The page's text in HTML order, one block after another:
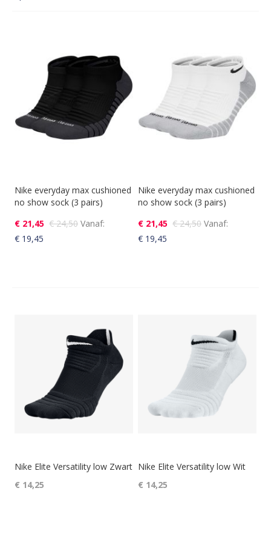
Nike everyday max cushioned
no show sock (3 pairs)
€ 21,45 € 24,50 Vanaf
€ 19,45
Nike everyday max cushioned
no show sock (3 pairs)
€ 21,45 € 24,50 Vanaf
€ 19,45
Nike Elite Versatility low Zwart
€ 14,25
Nike Elite Versatility low Wit
€ 14,25